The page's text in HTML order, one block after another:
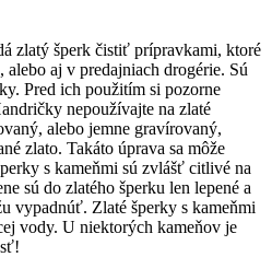
zlatý šperk čistiť prípravkami, ktoré
aj v predajniach drogérie. Sú
Pred ich použitím si pozorne
nepoužívajte na zlaté
alebo jemne gravírovaný,
zlato. Takáto úprava sa môže
s kameňmi sú zvlášť citlivé na
sú do zlatého šperku len lepené a
vypadnúť. Zlaté šperky s kameňmi
vody. U niektorých kameňov je